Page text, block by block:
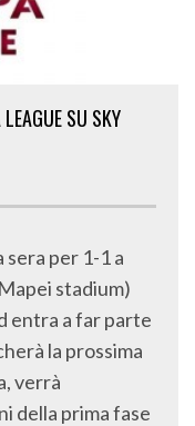
SU SKY
sera per 1-1 a
stadium)
entra a far parte
la prossima
verrà
della prima fase